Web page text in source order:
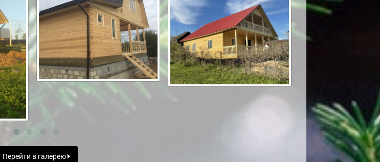
Перейти в галерею